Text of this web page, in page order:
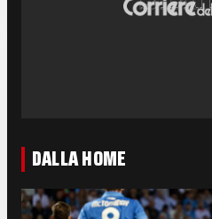
DALLA HOME